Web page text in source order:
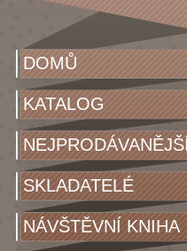
DOMŮ
KATALOG
SKLADATELÉ
NÁVŠTĚVNÍ KNIHA